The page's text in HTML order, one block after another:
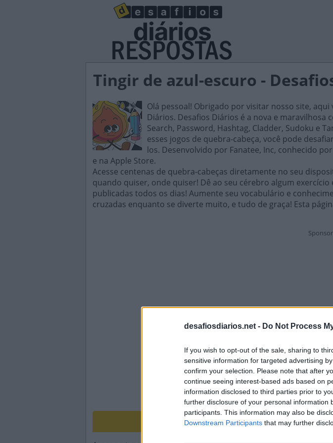
desafiosdiarios.net - Do Not Process
If you wish to opt-out of the sale, sharing to
sensitive information for targeted advertising
confirm your selection. Please note that after
continue seeing interest-based ads based on
information disclosed to third parties prior to
further disclosure of your personal information
participants. This information may also be
Downstream Participants that may further
Tingir de azul-escuro -
Olá pessoal! Obrigado por visitar nosso site,
Diários. Desafios Diários é a nova e maravilhosa
Search, Password, Hashtag, Cladder, Sudoku e
esses jogos de quebra-cabeça, você pode
los. Desenvolvido por Fanatee, Inc, conhecido
e na Apple Store.
Acesse centenas de quebra-cabeças diretamente no seu
quando quiser, onde quiser! Dê ao seu cérebro algum
publicadas todos os dias! Aumente seu vocabulário e
cruzadas enquanto se diverte muito, e tudo de graça! Esta
Tingir de